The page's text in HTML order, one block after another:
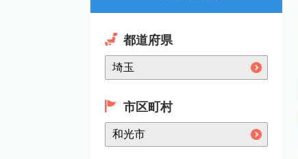
都道府県
市区町村